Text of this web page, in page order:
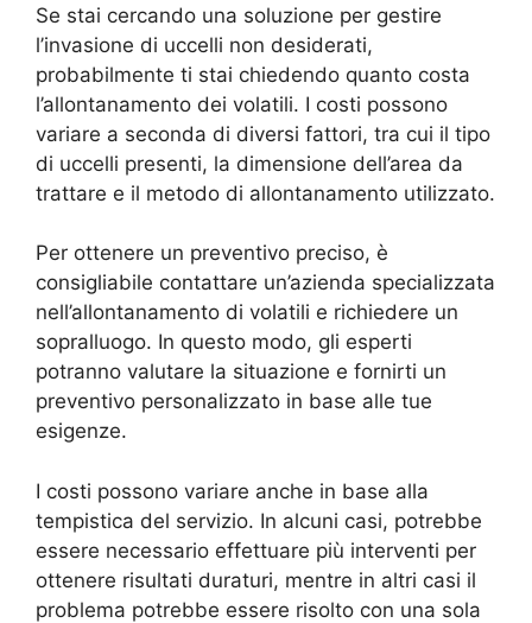
Se stai cercando una soluzione per gestire
l’invasione di uccelli non desiderati,
probabilmente ti stai chiedendo quanto costa
l’allontanamento dei volatili. I costi possono
variare a seconda di diversi fattori, tra cui il tipo
di uccelli presenti, la dimensione dell’area da
trattare e il metodo di allontanamento utilizzato.
Per ottenere un preventivo preciso, è
consigliabile contattare un’azienda specializzata
nell’allontanamento di volatili e richiedere un
sopralluogo. In questo modo, gli esperti
potranno valutare la situazione e fornirti un
preventivo personalizzato in base alle tue
esigenze.
I costi possono variare anche in base alla
tempistica del servizio. In alcuni casi, potrebbe
essere necessario effettuare più interventi per
ottenere risultati duraturi, mentre in altri casi il
problema potrebbe essere risolto con una sola